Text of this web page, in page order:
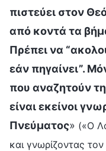
πιστεύει στον
από κοντά τα
Πρέπει να
εάν πηγαίνει”.
που αναζητούν
είναι εκείνοι
Πνεύματος» («Ο
και γνωρίζοντας